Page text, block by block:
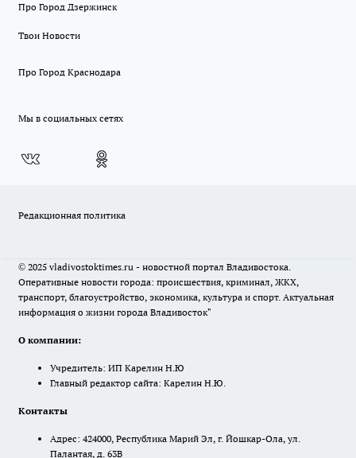
Про Город Дзержинск
Твои Новости
Про Город Краснодара
Мы в социальных сетях
Редакционная политика
© 2025 vladivostoktimes.ru - новостной портал Владивостока.
Оперативные новости города: происшествия, криминал, ЖКХ,
транспорт, благоустройство, экономика, культура и спорт. Актуальная
информация о жизни города Владивосток"
О компании:
Учредитель: ИП Карелин Н.Ю
Главный редактор сайта: Карелин Н.Ю.
Контакты
Адрес: 424000, Республика Марий Эл, г. Йошкар-Ола, ул.
Палантая, д. 63В